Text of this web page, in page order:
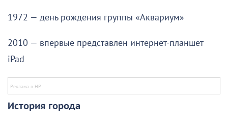
1972 — день рождения группы «Аквариум»
2010 — впервые представлен интернет-планшет
iPad
История города